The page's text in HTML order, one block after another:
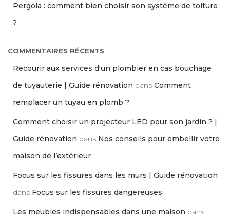
Pergola : comment bien choisir son système de toiture
?
COMMENTAIRES RÉCENTS
Recourir aux services d'un plombier en cas bouchage
de tuyauterie | Guide rénovation dans Comment
remplacer un tuyau en plomb ?
Comment choisir un projecteur LED pour son jardin ? |
Guide rénovation dans Nos conseils pour embellir votre
maison de l’extérieur
Focus sur les fissures dans les murs | Guide rénovation
dans Focus sur les fissures dangereuses
Les meubles indispensables dans une maison dans